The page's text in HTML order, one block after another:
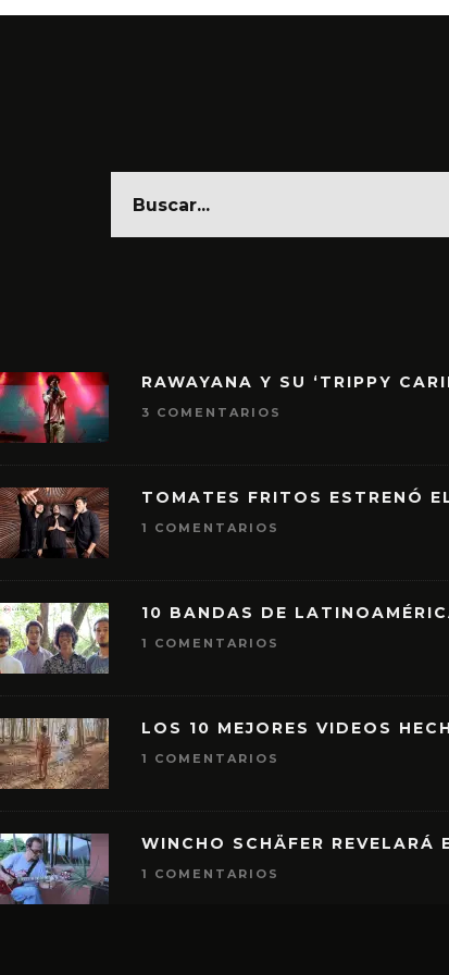
RAWAYANA Y SU ‘TRIPPY
3 COMENTARIOS
TOMATES FRITOS ESTRENÓ
1 COMENTARIOS
10 BANDAS DE
1 COMENTARIOS
LOS 10 MEJORES VIDEOS
1 COMENTARIOS
WINCHO SCHÄFER
1 COMENTARIOS